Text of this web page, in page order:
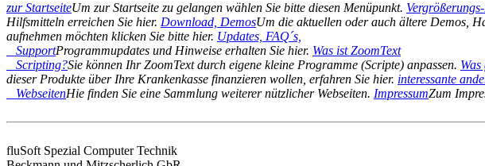
zur StartseiteUm zur Startseite zu gelangen wählen Sie bitte diesen Menüpunkt.
Hilfsmitteln erreichen Sie hier. Download, DemosUm die aktuellen oder auch ältere Demos,
aufnehmen möchten klicken Sie bitte hier. Updates, FAQ´s,
SupportProgrammupdates und Hinweise erhalten Sie hier. Was ist ZoomText
Scripting?Sie können Ihr ZoomText durch eigene kleine Programme (Scripte) anpassen.
dieser Produkte über Ihre Krankenkasse finanzieren wollen, erfahren Sie hier. interessante
WebseitenHie finden Sie eine Sammlung weiterer nützlicher Webseiten. ImpressumZum
fluSoft Spezial Computer Technik